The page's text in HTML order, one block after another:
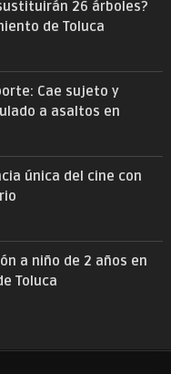
26 árboles?
de Toluca
Cae sujeto y
a asaltos en
única del cine con
a niño de 2 años en
Toluca